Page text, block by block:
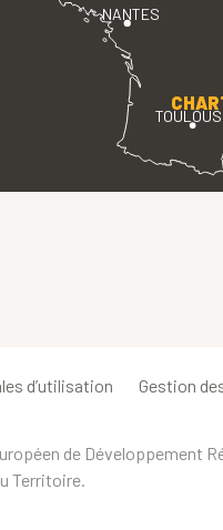
NANTES
d’utilisation Gestion
de Développement
Territoire.